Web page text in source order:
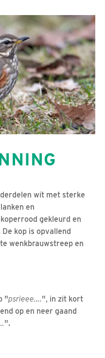
wit met sterke
en
gekleurd en
kop is opvallend
wenkbrauwstreep en
"psrieee….", in zit kort
op en neer gaand
".